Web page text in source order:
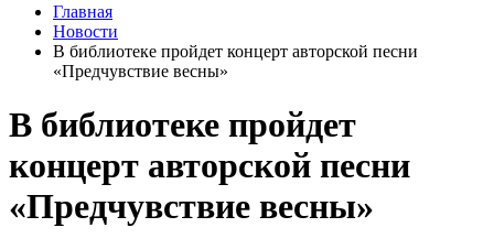
Главная
Новости
В библиотеке пройдет концерт авторской песни
«Предчувствие весны»
В библиотеке пройдет
концерт авторской песни
«Предчувствие весны»